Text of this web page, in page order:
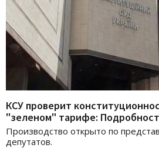
КСУ проверит
"зеленом" тарифе:
Производство открыто по
депутатов.